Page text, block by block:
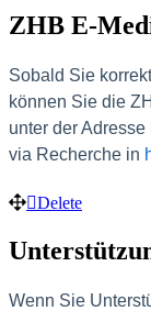
ZHB E-
Sobald Sie
können Sie die
unter der Adresse
via Recherche in
Delete
Wenn Sie